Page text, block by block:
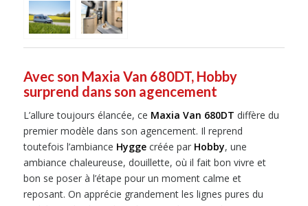
Avec son Maxia Van 680DT, Hobby
surprend dans son agencement
L’allure toujours élancée, ce Maxia Van 680DT diffère du
premier modèle dans son agencement. Il reprend
toutefois l’ambiance Hyggecréée par Hobby, une
ambiance chaleureuse, douillette, où il fait bon vivre et
bon se poser à l’étape pour un moment calme et
reposant. On apprécie grandement les lignes pures du